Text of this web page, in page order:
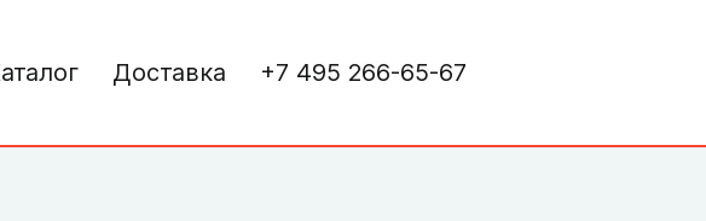
Доставка +7 495 266-65-67